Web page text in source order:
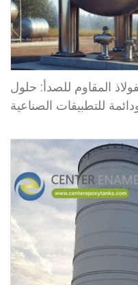
المقاوم للصدأ: حلول
للتطبيقات الصناعية